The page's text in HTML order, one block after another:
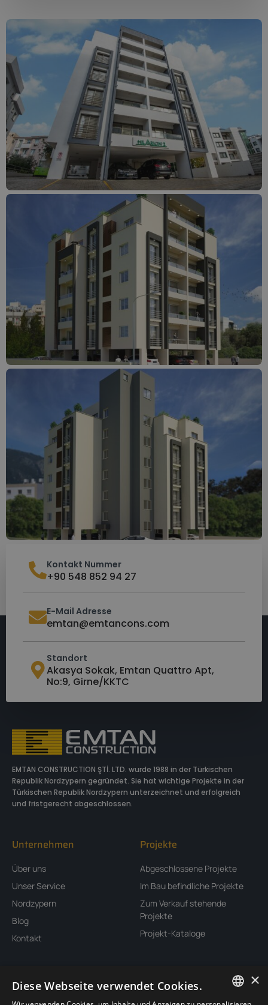
Kontakt Nummer
+90 548 852 94 27
E-Mail Adresse
emtan@emtancons.com
Standort
Akasya Sokak, Emtan Quattro Apt,
No:9, Girne/KKTC
EMTAN CONSTRUCTION ŞTİ. LTD. wurde 1988 in der Türkischen
Republik Nordzypern gegründet. Sie hat wichtige Projekte in der
Türkischen Republik Nordzypern unterzeichnet und erfolgreich
und fristgerecht abgeschlossen.
Unternehmen
Über uns
Unser Service
Nordzypern
Blog
Kontakt
Projekte
Abgeschlossene Projekte
Im Bau befindliche Projekte
Zum Verkauf stehende
Projekte
Projekt-Kataloge
×
Diese Webseite verwendet Cookies.